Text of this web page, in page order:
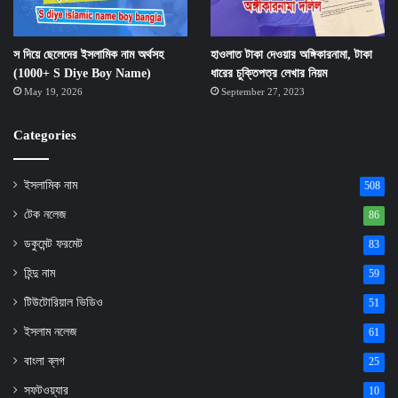
স দিয়ে ছেলেদের ইসলামিক নাম অর্থসহ
(1000+ S Diye Boy Name)
May 19, 2026
হাওলাত টাকা দেওয়ার অঙ্গিকারনামা, টাকা
ধারের চুক্তিপত্র লেখার নিয়ম
September 27, 2023
Categories
ইসলামিক নাম 508
টেক নলেজ 86
ডকুমেন্ট ফরমেট 83
হিন্দু নাম 59
টিউটোরিয়াল ভিডিও 51
ইসলাম নলেজ 61
বাংলা ব্লগ 25
সফটওয়্যার 10